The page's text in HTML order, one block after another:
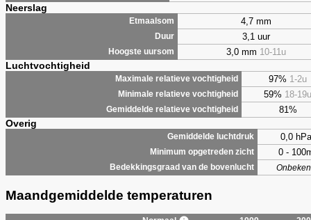
Neerslag
Etmaalsom 4,7 mm
Duur 3,1 uur
Hoogste uursom 3,0 mm 10-11u
Luchtvochtigheid
Maximale relatieve vochtigheid 97% 1-2u
Minimale relatieve vochtigheid 59% 18-19u
Gemiddelde relatieve vochtigheid 81%
Overig
Gemiddelde luchtdruk 0,0 hPa
Minimum opgetreden zicht 0 -
Bedekkingsgraad van de bovenlucht
Maandgemiddelde temperaturen